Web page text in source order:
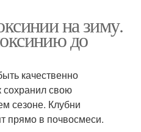
на зиму.
до
качественно
сохранил свою
сезоне. Клубни
прямо в почвосмеси.